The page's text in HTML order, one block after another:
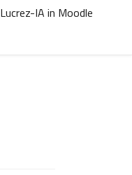
Lucrez-IA in Moodle